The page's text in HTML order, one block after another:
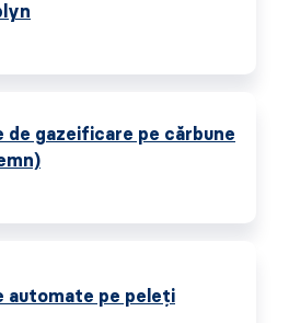
de gazeificare pe cărbune
automate pe peleţi